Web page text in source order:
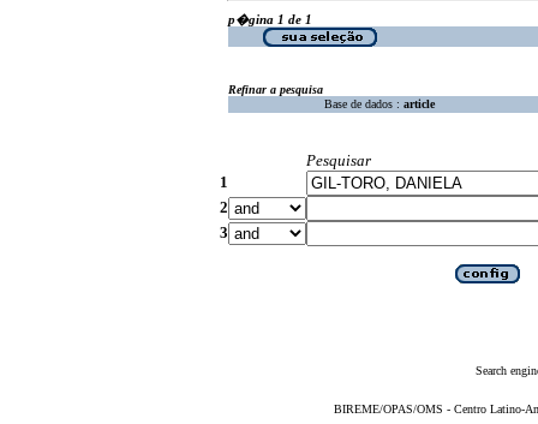
p�gina 1 de 1
Refinar a pesquisa
Base de dados : article
Pesquisar
1
2
3
Search
BIREME/OPAS/OMS - Centro Latino-